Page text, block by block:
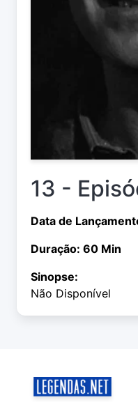
13 -
Data de
Duração: 60 Min
Sinopse:
Não Disponível